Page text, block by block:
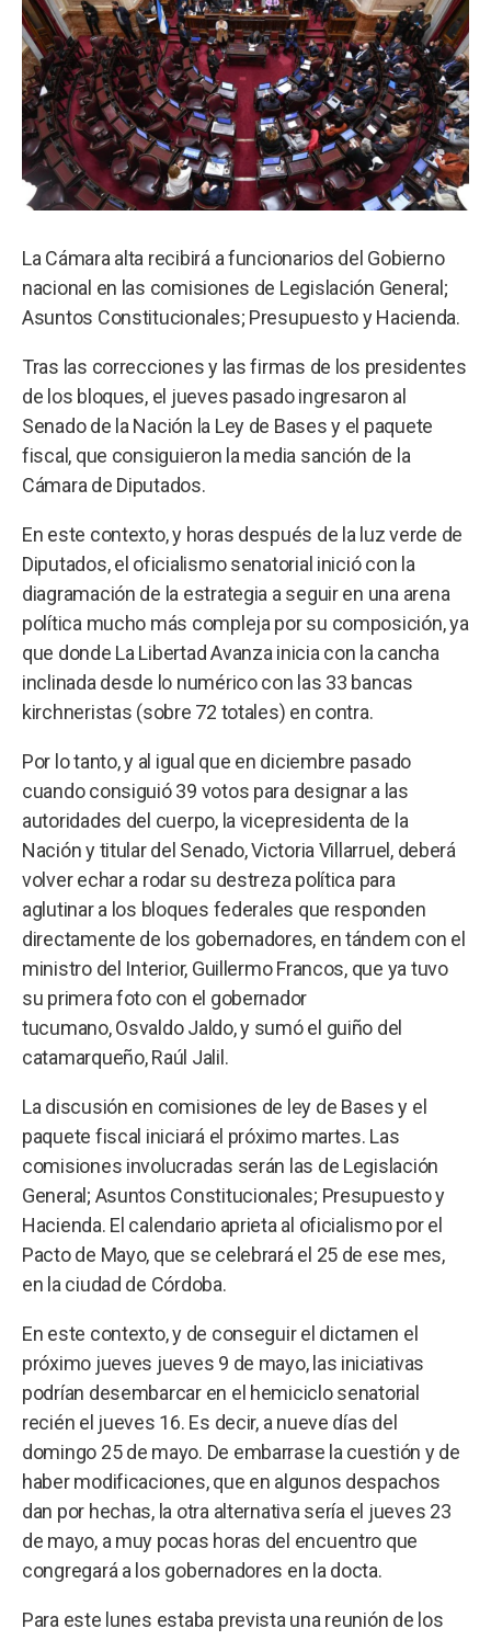
La Cámara alta recibirá a funcionarios del Gobierno
nacional en las comisiones de Legislación General;
Asuntos Constitucionales; Presupuesto y Hacienda.
Tras las correcciones y las firmas de los presidentes
de los bloques, el jueves pasado ingresaron al
Senado de la Nación la Ley de Bases y el paquete
fiscal, que consiguieron la media sanción de la
Cámara de Diputados.
En este contexto, y horas después de la luz verde de
Diputados, el oficialismo senatorial inició con la
diagramación de la estrategia a seguir en una arena
política mucho más compleja por su composición, ya
que donde La Libertad Avanza inicia con la cancha
inclinada desde lo numérico con las 33 bancas
kirchneristas (sobre 72 totales) en contra.
Por lo tanto, y al igual que en diciembre pasado
cuando consiguió 39 votos para designar a las
autoridades del cuerpo, la vicepresidenta de la
Nación y titular del Senado, Victoria Villarruel, deberá
volver echar a rodar su destreza política para
aglutinar a los bloques federales que responden
directamente de los gobernadores, en tándem con el
ministro del Interior, Guillermo Francos, que ya tuvo
su primera foto con el gobernador
tucumano, Osvaldo Jaldo, y sumó el guiño del
catamarqueño, Raúl Jalil.
La discusión en comisiones de ley de Bases y el
paquete fiscal iniciará el próximo martes. Las
comisiones involucradas serán las de Legislación
General; Asuntos Constitucionales; Presupuesto y
Hacienda. El calendario aprieta al oficialismo por el
Pacto de Mayo, que se celebrará el 25 de ese mes,
en la ciudad de Córdoba.
En este contexto, y de conseguir el dictamen el
próximo jueves jueves 9 de mayo, las iniciativas
podrían desembarcar en el hemiciclo senatorial
recién el jueves 16. Es decir, a nueve días del
domingo 25 de mayo. De embarrase la cuestión y de
haber modificaciones, que en algunos despachos
dan por hechas, la otra alternativa sería el jueves 23
de mayo, a muy pocas horas del encuentro que
congregará a los gobernadores en la docta.
Para este lunes estaba prevista una reunión de los